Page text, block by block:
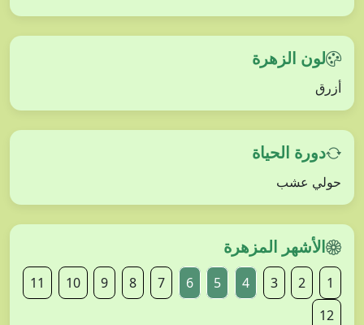
لون الزهرة
أزرق
دورة الحياة
حولي عشب
الأشهر المزهرة
1
2
3
4
5
6
7
8
9
10
11
12